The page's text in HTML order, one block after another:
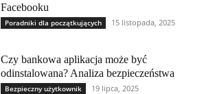
Facebooku
Poradniki dla początkujących 15 listopada, 2025
Czy bankowa aplikacja może być
odinstalowana? Analiza bezpieczeństwa
Bezpieczny użytkownik 19 lipca, 2025